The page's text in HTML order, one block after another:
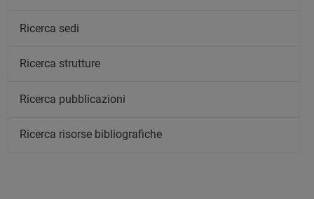
Ricerca sedi
Ricerca strutture
Ricerca pubblicazioni
Ricerca risorse bibliografiche